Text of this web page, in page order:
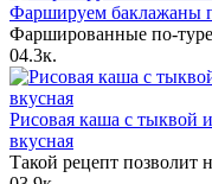
Фаршируем баклажаны
Фаршированные по-
04.3к.
Рисовая каша с тыквой
вкусная
Такой рецепт позволит